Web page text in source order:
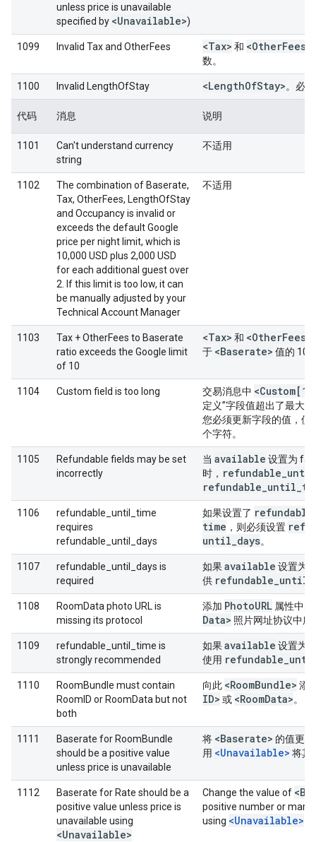
unless price is unavailable
specified by <Unavailable>)
1099 Invalid Tax and OtherFees <Tax> 和 <OtherFees>
数。
1100 Invalid LengthOfStay <LengthOfStay>。必
代码 消息 说明
1101
Can't understand currency
string
不适用
1102
The combination of Baserate,
Tax, OtherFees, LengthOfStay
and Occupancy is invalid or
exceeds the default Google
price per night limit, which is
10,000 USD plus 2,000 USD
for each additional guest over
2. If this limit is too low, it can
be manually adjusted by your
Technical Account Manager
不适用
1103
Tax + OtherFees to Baserate
ratio exceeds the Google limit
of 10
<Tax> 和 <OtherFees>
于 <Baserate> 值的 10
1104 Custom field is too long 交易消息中
定义”字段值超出了最大
您必须更新字段的值，使
个字符。
1105
Refundable fields may be set
incorrectly
当 available 设置为
时， refundable until
refundable until
1106
refundable_until_time
requires
refundable_until_days
如果设置了 refundable
time ，则必须设置
until days。
1107
refundable_until_days is
required
如果available 设置为
供 refundable until
1108
RoomData photo URL is
missing its protocol
添加 PhotoURL 属性中
Data> 照片网址协议中所
1109
refundable_until_time is
strongly recommended
如果available 设置为
使用 refundable
1110
RoomBundle must contain
RoomID or RoomData but not
both
向此 <RoomBundle> 添
ID> 或 <RoomData>。
1111
Baserate for RoomBundle
should be a positive value
unless price is unavailable
将 <Baserate> 的值更
用 <Unavailable> 将其
1112
Baserate for Rate should be a
positive value unless price is
unavailable using
<Unavailable>
Change the value of
positive number or mark
using <Unavailable>